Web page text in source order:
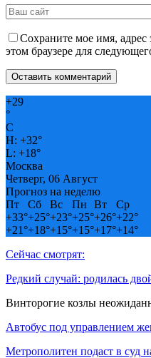
Сохраните мое имя, адрес
этом браузере для
+29
°
C
H: +32°
L: +18°
Москва
Четверг, 06 Август
Прогноз на неделю
Пт
Сб Вс Пн Вт
Ср
+33°+25°+23°+25°+26°+22°
+21°+18°+15°+15°+17°+14°
Сейчас смотрят:
Редкий случай: родилась
Винторогие козлы
Автобус под управлением
Метрополитен подаст в суд